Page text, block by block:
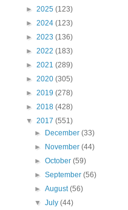
► 2025 (123)
► 2024 (123)
► 2023 (136)
► 2022 (183)
► 2021 (289)
► 2020 (305)
► 2019 (278)
► 2018 (428)
▼ 2017 (551)
►
December(33)
►
November(44)
►October(59)
►September(56)
►August(56)
▼July(44)